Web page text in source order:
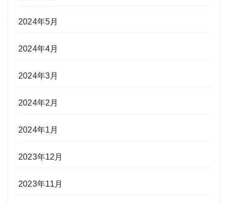
2024年5月
2024年4月
2024年3月
2024年2月
2024年1月
2023年12月
2023年11月